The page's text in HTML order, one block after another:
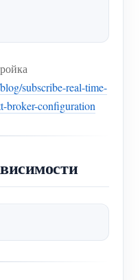
subscribe-real-time-
broker-configuration